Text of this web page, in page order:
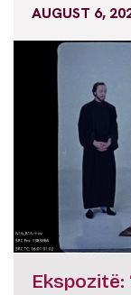
AUGUST 6,
Ekspozitë: